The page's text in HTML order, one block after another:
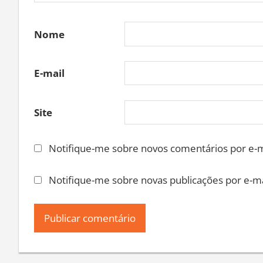
Nome
E-mail
Site
Notifique-me sobre novos comentários por e-
Notifique-me sobre novas publicações por e-